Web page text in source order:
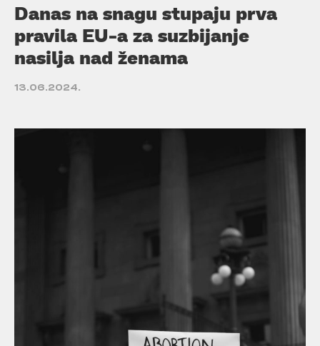
Danas na snagu stupaju prva
pravila EU-a za suzbijanje
nasilja nad ženama
13.06.2024.